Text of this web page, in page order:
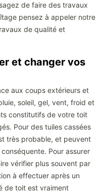
de faire des travaux
pensez à appeler notre
de qualité et
et changer vos
aux coups extérieurs et
soleil, gel, vent, froid et
constitutifs de votre toit
Pour des tuiles cassées
très probable, et peuvent
Pour assurer
vérifier plus souvent par
à effectuer après un
de toit est vraiment